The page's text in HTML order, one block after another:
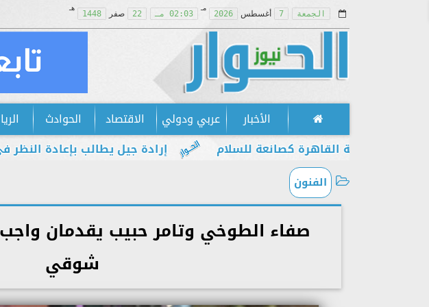
الجمعة 7 أغسطس 2026
مـ
02:03 مـ 22 صفر 1448
هـ
الأخبار عربي ودولي الاقتصاد الحوادث
إرادة جيل يطالب بإعادة النظر في القاهرة كصانعة للسلام
الفنون
صفاء الطوخي وتامر حبيب يقدمان
شوقي